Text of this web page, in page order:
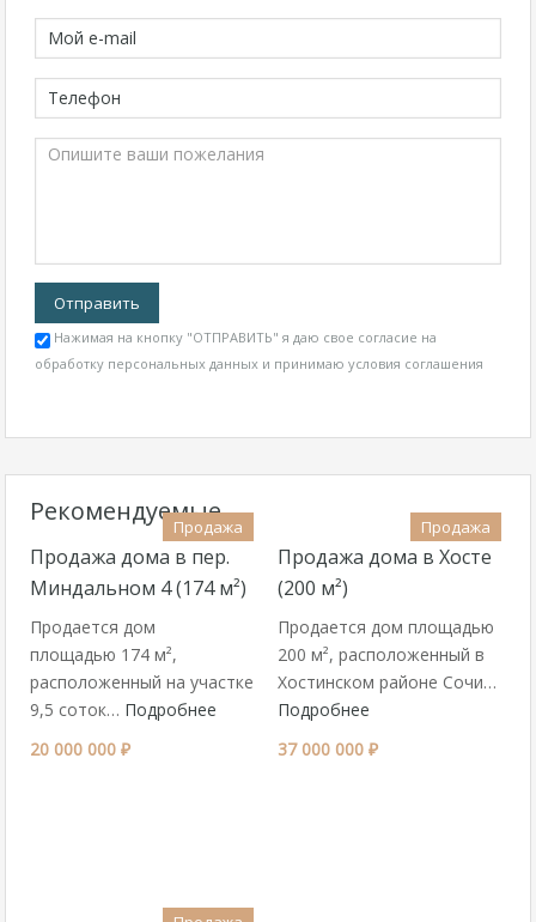
Нажимая на кнопку "ОТПРАВИТЬ" я даю свое согласие на
обработку персональных данных и принимаю условия соглашения
Рекомендуемые
Продажа
Продажа дома в пер.
Миндальном 4 (174 м²)
Продается дом
площадью 174 м²,
расположенный на участке
9,5 соток… Подробнее
20 000 000 ₽
Продажа
Продажа дома в Хосте
(200 м²)
Продается дом площадью
200 м², расположенный в
Хостинском районе Сочи…
Подробнее
37 000 000 ₽